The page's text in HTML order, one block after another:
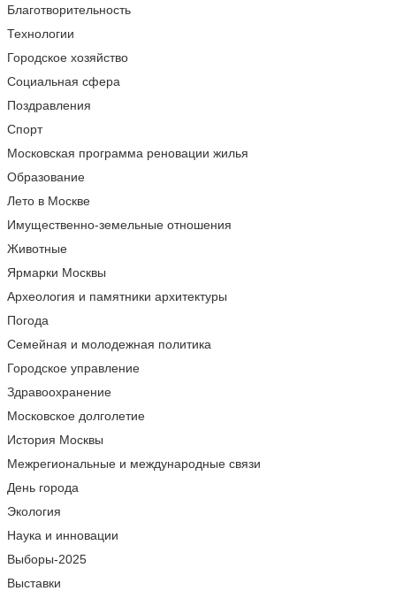
Благотворительность
Технологии
Городское хозяйство
Социальная сфера
Поздравления
Спорт
Московская программа реновации жилья
Образование
Лето в Москве
Имущественно-земельные отношения
Животные
Ярмарки Москвы
Археология и памятники архитектуры
Погода
Семейная и молодежная политика
Городское управление
Здравоохранение
Московское долголетие
История Москвы
Межрегиональные и международные связи
День города
Экология
Наука и инновации
Выборы-2025
Выставки